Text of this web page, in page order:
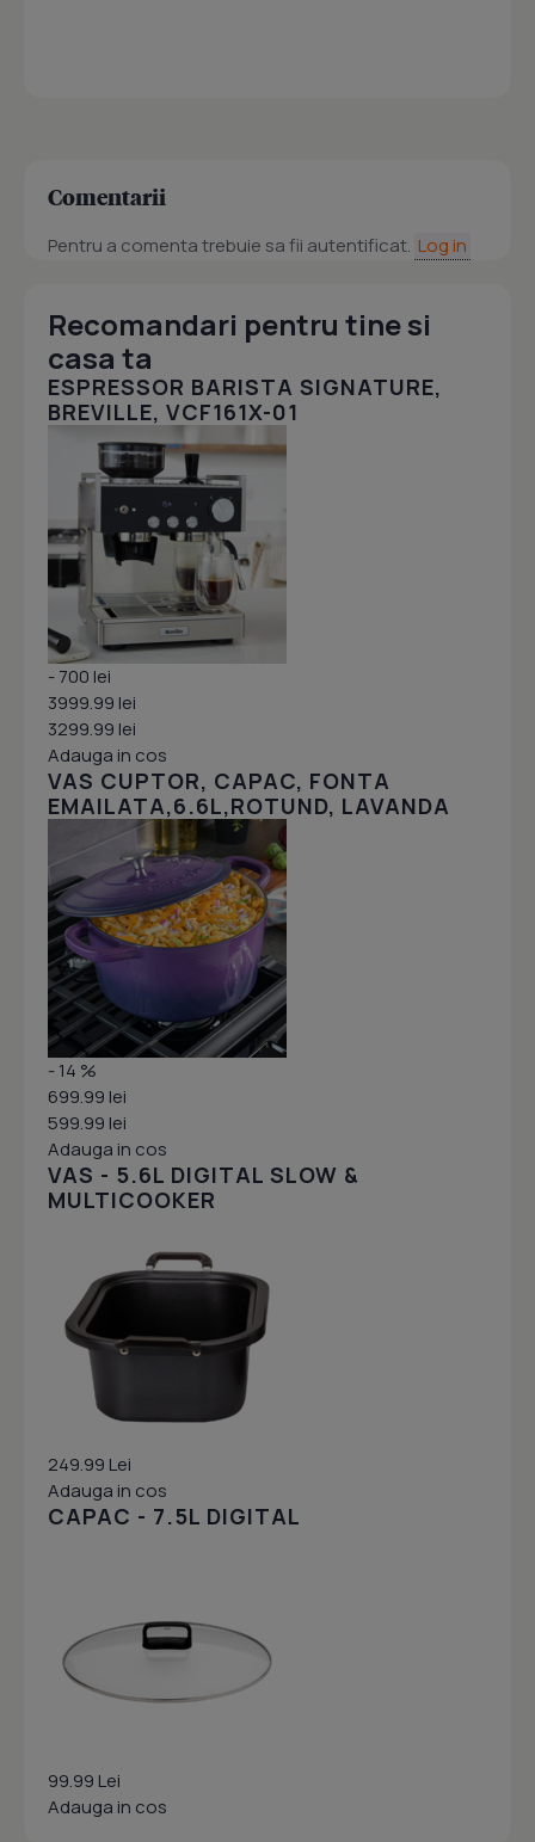
Comentarii
Pentru a comenta trebuie sa fii autentificat. Log in
Recomandari pentru tine si
casa ta
ESPRESSOR BARISTA SIGNATURE,
BREVILLE, VCF161X-01
- 700 lei
3999.99 lei
3299.99 lei
Adauga in cos
VAS CUPTOR, CAPAC, FONTA
EMAILATA,6.6L,ROTUND, LAVANDA
- 14 %
699.99 lei
599.99 lei
Adauga in cos
VAS - 5.6L DIGITAL SLOW &
MULTICOOKER
249.99 Lei
Adauga in cos
CAPAC - 7.5L DIGITAL
99.99 Lei
Adauga in cos